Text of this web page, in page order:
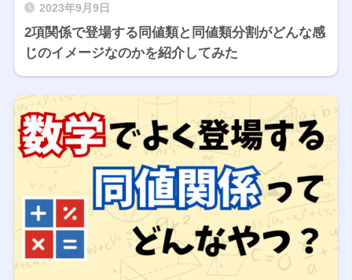
2023年9月9日
2項関係で登場する同値類と同値類分割がどんな感
じのイメージなのかを紹介してみた